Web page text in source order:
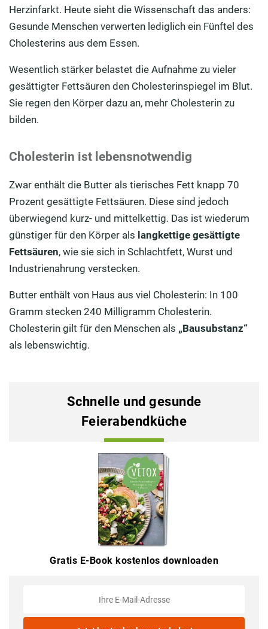
Herzinfarkt. Heute sieht die Wissenschaft das anders:
Gesunde Menschen verwerten lediglich ein Fünftel des
Cholesterins aus dem Essen.
Wesentlich stärker belastet die Aufnahme zu vieler
gesättigter Fettsäuren den Cholesterinspiegel im Blut.
Sie regen den Körper dazu an, mehr Cholesterin zu
bilden.
Cholesterin ist lebensnotwendig
Zwar enthält die Butter als tierisches Fett knapp 70
Prozent gesättigte Fettsäuren. Diese sind jedoch
überwiegend kurz- und mittelkettig. Das ist wiederum
günstiger für den Körper als langkettige gesättigte
Fettsäuren, wie sie sich in Schlachtfett, Wurst und
Industrienahrung verstecken.
Butter enthält von Haus aus viel Cholesterin: In 100
Gramm stecken 240 Milligramm Cholesterin.
Cholesterin gilt für den Menschen als „Bausubstanz“
als lebenswichtig.